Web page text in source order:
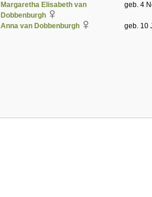
Margaretha Elisabeth van
Dobbenburgh
geb. 4
Anna van Dobbenburgh geb. 10